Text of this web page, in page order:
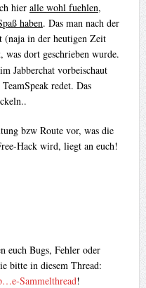
hier alle wohl fuehlen,
haben. Das man nach der
(naja in der heutigen Zeit
was dort geschrieben wurde.
Jabberchat vorbeischaut
redet. Das
bzw Route vor, was die
Hack wird, liegt an euch!
euch Bugs, Fehler oder
bitte in diesem Thread:
Sammelthread!